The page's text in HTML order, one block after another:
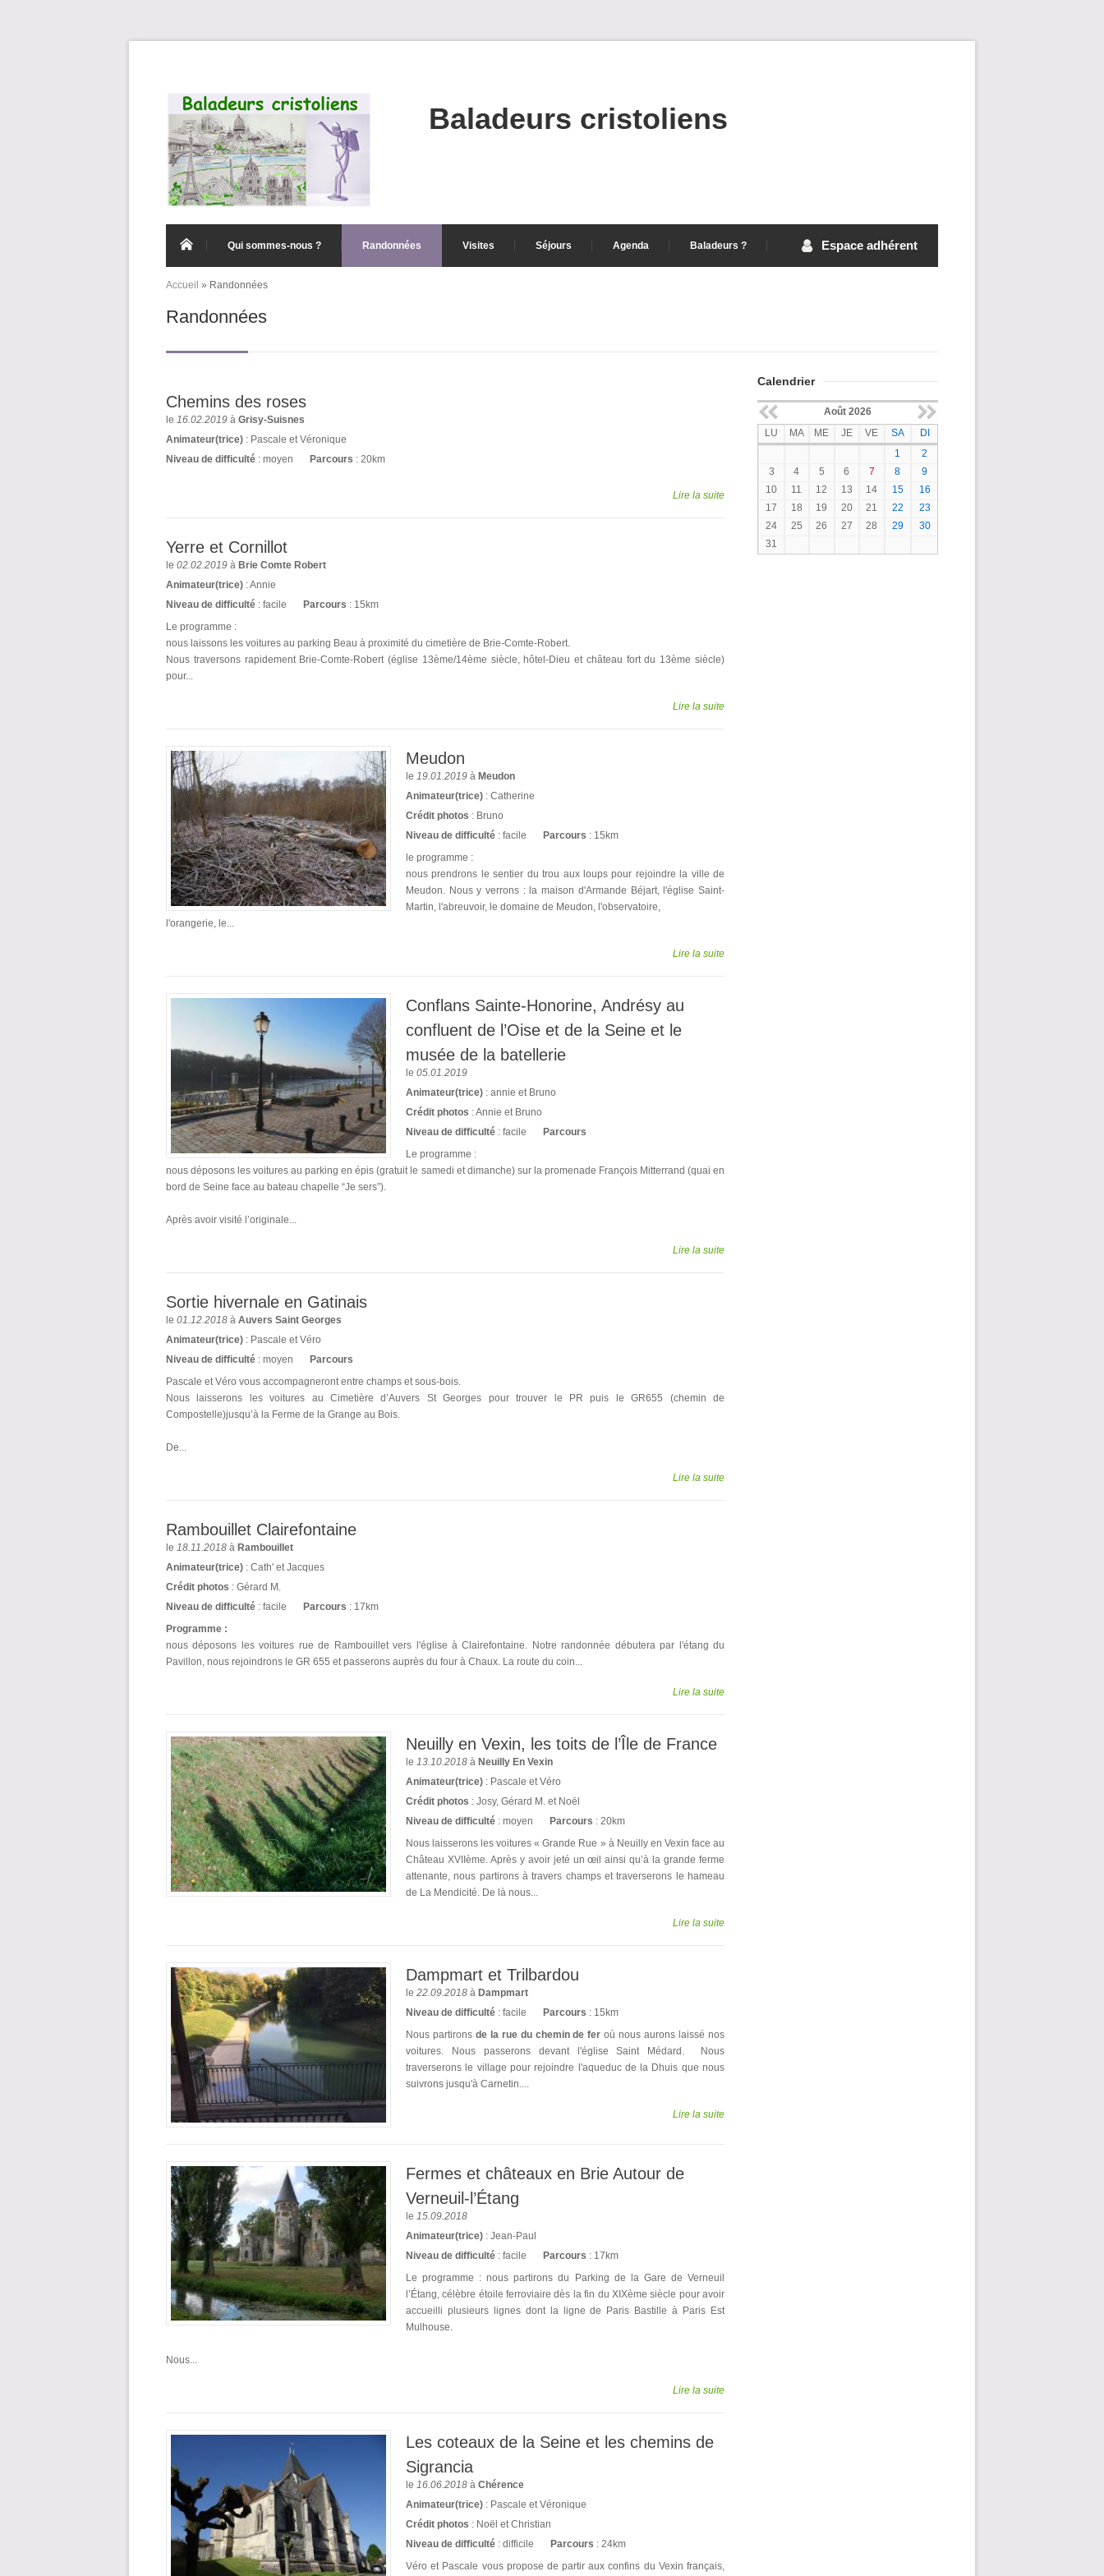
Baladeurs cristoliens
Qui sommes-nous ? Randonnées Visites Séjours Agenda Baladeurs ? Espace adhérent
Vous êtes ici
Accueil » Randonnées
Randonnées
Chemins des roses
le 16.02.2019 à Grisy-Suisnes
Animateur(trice) : Pascale et Véronique
Niveau de difficulté : moyen Parcours : 20km
Lire la suite
Yerre et Cornillot
le 02.02.2019 à Brie Comte Robert
Animateur(trice) : Annie
Niveau de difficulté : facile Parcours : 15km
Le programme :
nous laissons les voitures au parking Beau à proximité du cimetière de Brie-Comte-Robert.
Nous traversons rapidement Brie-Comte-Robert (église 13ème/14ème siècle, hôtel-Dieu et château fort du 13ème siècle)
pour...
Lire la suite
Meudon
le 19.01.2019 à Meudon
Animateur(trice) : Catherine
Crédit photos : Bruno
Niveau de difficulté : facile Parcours : 15km
le programme :
nous prendrons le sentier du trou aux loups pour rejoindre la ville de
Meudon. Nous y verrons : la maison d'Armande Béjart, l'église Saint-
Martin, l'abreuvoir, le domaine de Meudon, l'observatoire,
l'orangerie, le...
Lire la suite
Conflans Sainte-Honorine, Andrésy au
confluent de l’Oise et de la Seine et le
musée de la batellerie
le 05.01.2019
Animateur(trice) : annie et Bruno
Crédit photos : Annie et Bruno
Niveau de difficulté : facile
Parcours
Le programme :
nous déposons les voitures au parking en épis (gratuit le samedi et dimanche) sur la promenade François Mitterrand (quai en
bord de Seine face au bateau chapelle “Je sers”).
Après avoir visité l’originale...
Lire la suite
Sortie hivernale en Gatinais
le 01.12.2018 à Auvers Saint Georges
Animateur(trice) : Pascale et Véro
Niveau de difficulté : moyen
Parcours
Pascale et Véro vous accompagneront entre champs et sous-bois.
Nous laisserons les voitures au Cimetière d’Auvers St Georges pour trouver le PR puis le GR655 (chemin de
Compostelle)jusqu’à la Ferme de la Grange au Bois.
De...
Lire la suite
Rambouillet Clairefontaine
le 18.11.2018 à Rambouillet
Animateur(trice) : Cath' et Jacques
Crédit photos : Gérard M.
Niveau de difficulté : facile Parcours : 17km
Programme :
nous déposons les voitures rue de Rambouillet vers l'église à Clairefontaine. Notre randonnée débutera par l'étang du
Pavillon, nous rejoindrons le GR 655 et passerons auprès du four à Chaux. La route du coin...
Lire la suite
Neuilly en Vexin, les toits de l’Île de France
le 13.10.2018 à Neuilly En Vexin
Animateur(trice) : Pascale et Véro
Crédit photos : Josy, Gérard M. et Noël
Niveau de difficulté : moyen Parcours : 20km
Nous laisserons les voitures « Grande Rue » à Neuilly en Vexin face au
Château XVIIème. Après y avoir jeté un œil ainsi qu’à la grande ferme
attenante, nous partirons à travers champs et traverserons le hameau
de La Mendicité. De là nous...
Lire la suite
Dampmart et Trilbardou
le 22.09.2018 à Dampmart
Niveau de difficulté : facile Parcours : 15km
Nous partirons de la rue du chemin de feroù nous aurons laissé nos
voitures. Nous passerons devant l'église Saint Médard. Nous
traverserons le village pour rejoindre l'aqueduc de la Dhuis que nous
suivrons jusqu'à Carnetin....
Lire la suite
Fermes et châteaux en Brie Autour de
Verneuil-l’Étang
le 15.09.2018
Animateur(trice) : Jean-Paul
Niveau de difficulté : facile Parcours : 17km
Le programme : nous partirons du Parking de la Gare de Verneuil
l’Étang, célèbre étoile ferroviaire dès la fin du XIXème siècle pour avoir
accueilli plusieurs lignes dont la ligne de Paris Bastille à Paris Est
Mulhouse.
Nous...
Lire la suite
Les coteaux de la Seine et les chemins de
Sigrancia
le 16.06.2018 à Chérence
Animateur(trice) : Pascale et Véronique
Crédit photos : Noël et Christian
Niveau de difficulté : difficile Parcours : 24km
Véro et Pascale vous propose de partir aux confins du Vexin français,
Calendrier
Août 2026
LU
MA ME JE VE SA
DI
1
2
3
4 5 6 7 8
9
10
11 12 13 14 15
16
17
18 19 20 21 22
23
24
25 26 27 28 29
30
31